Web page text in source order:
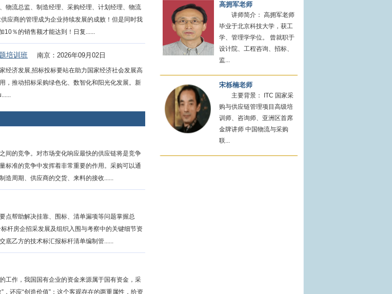
物流总监、制造经理、采购经理、计划经理、物流
应商的管理成为企业持续发展的成败！但是同时我
10％的销售额才能达到！日复......
培训班 南京：2026年09月02日
经济发展,招标投标要站在助力国家经济社会发展高
，推动招标采购绿色化、数智化和阳光化发展。新
间的竞争。对市场变化响应最快的供应链将是竞争
标准的竞争中发挥着非常重要的作用。采购可以通
造周期、供应商的交货、来料的接收......
点帮助解决挂靠、围标、清单漏项等问题掌握总
杆房企招采发展及组织入围与考察中的关键细节资
底乙方的技术标汇报标杆清单编制管......
工作，我国国有企业的资金来源属于国有资金，采
还应“创造价值”；这个客观存在的两重属性，给资
高拥军老师
讲师简介： 高拥军老师
毕业于北京科技大学，获工
学、管理学学位。 曾就职于
设计院、工程咨询、招标、
监...
宋栎楠老师
主要背景： ITC 国家采
购与供应链管理项目高级培
训师、咨询师、亚洲区首席
金牌讲师 中国物流与采购
联...